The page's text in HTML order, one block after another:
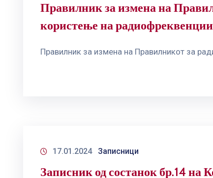
Правилник за измена на
користење на радиофреквенции
Правилник за измена на Правилникот за
17.01.2024 Записници
Записник од состанок бр.14 на